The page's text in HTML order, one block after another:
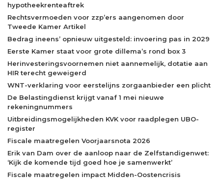
hypotheekrenteaftrek
Rechtsvermoeden voor zzp’ers aangenomen door
Tweede Kamer Artikel
Bedrag ineens’ opnieuw uitgesteld: invoering pas in 2029
Eerste Kamer staat voor grote dillema’s rond box 3
Herinvesteringsvoornemen niet aannemelijk, dotatie aan
HIR terecht geweigerd
WNT-verklaring voor eerstelijns zorgaanbieder een plicht
De Belastingdienst krijgt vanaf 1 mei nieuwe
rekeningnummers
Uitbreidingsmogelijkheden KVK voor raadplegen UBO-
register
Fiscale maatregelen Voorjaarsnota 2026
Erik van Dam over de aanloop naar de Zelfstandigenwet:
‘Kijk de komende tijd goed hoe je samenwerkt’
Fiscale maatregelen impact Midden-Oostencrisis